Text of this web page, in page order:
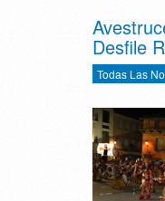
Desfile
Todas Las